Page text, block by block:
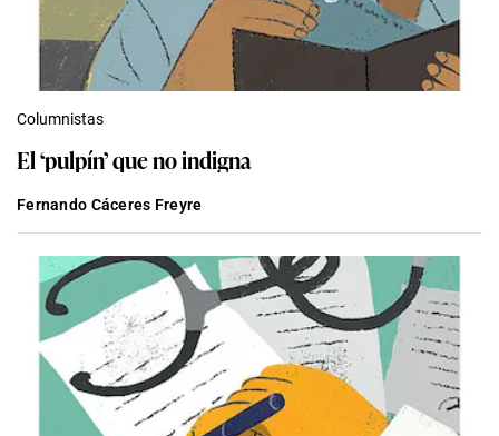
Columnistas
El ‘pulpín’ que no indigna
Fernando Cáceres Freyre